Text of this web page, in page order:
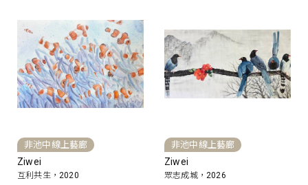
非池中線上藝廊
Ziwei
互利共生，2020
非池中線上藝廊
Ziwei
眾志成城，2026